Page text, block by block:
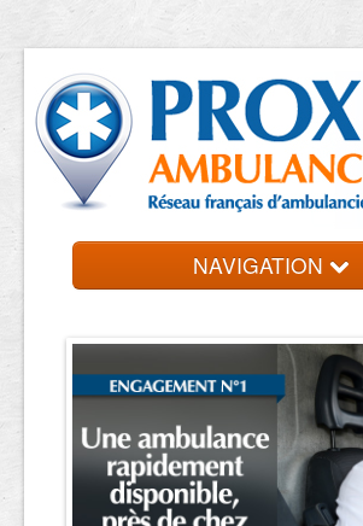
NAVIGATION
Trouvez un ambulancier